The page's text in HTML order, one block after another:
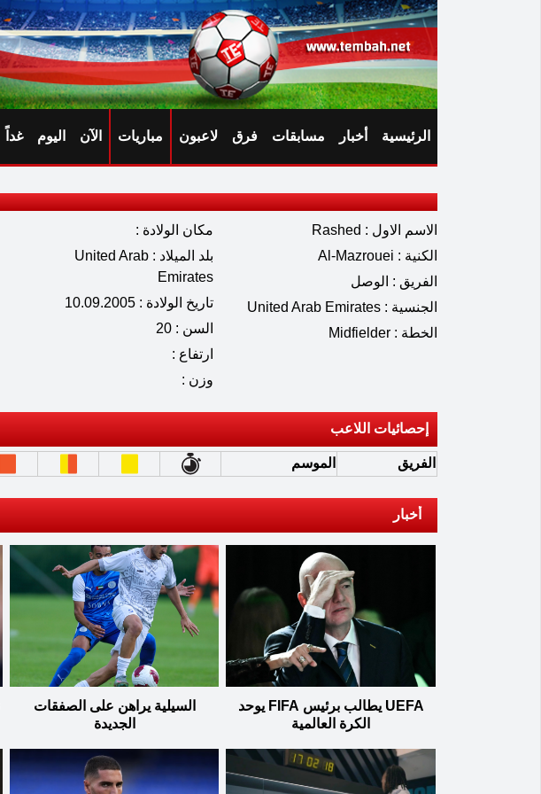
الرئيسية أخبار مسابقات فرق لاعبون مباريات الآن اليوم غداً
الاسم الاول : Rashed
الكنية : Al-Mazrouei
الفريق : الوصل
الجنسية : United Arab Emirates
الخطة : Midfielder
مكان الولادة :
بلد الميلاد : United Arab
Emirates
تاريخ الولادة : 10.09.2005
السن : 20
ارتفاع :
وزن :
إحصائيات اللاعب
الفريق الموسم
أخبار
UEFA يطالب برئيس FIFA يوحد
الكرة العالمية
السيلية يراهن على الصفقات
الجديدة